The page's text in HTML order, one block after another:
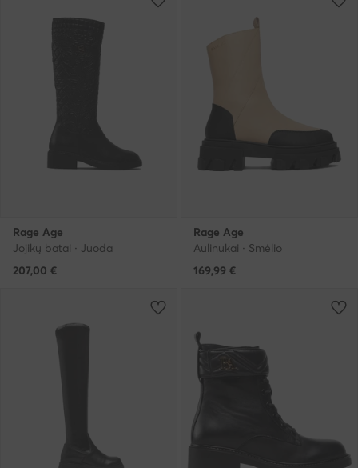
Rage Age
Jojikų batai · Juoda
207,00 €
Rage Age
Aulinukai · Smėlio
169,99 €